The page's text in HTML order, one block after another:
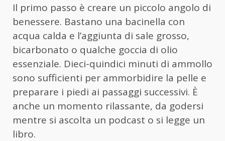
Il primo passo è creare un piccolo angolo di
benessere. Bastano una bacinella con
acqua calda e l’aggiunta di sale grosso,
bicarbonato o qualche goccia di olio
essenziale. Dieci-quindici minuti di ammollo
sono sufficienti per ammorbidire la pelle e
preparare i piedi ai passaggi successivi. È
anche un momento rilassante, da godersi
mentre si ascolta un podcast o si legge un
libro.